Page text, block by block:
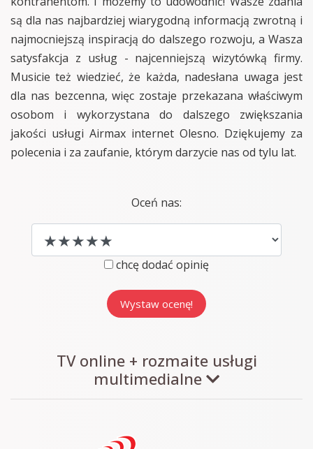
są dla nas najbardziej wiarygodną informacją zwrotną i
najmocniejszą inspiracją do dalszego rozwoju, a Wasza
satysfakcja z usług - najcenniejszą wizytówką firmy.
Musicie też wiedzieć, że każda, nadesłana uwaga jest
dla nas bezcenna, więc zostaje przekazana właściwym
osobom i wykorzystana do dalszego zwiększania
jakości usługi Airmax internet Olesno. Dziękujemy za
polecenia i za zaufanie, którym darzycie nas od tylu lat.
Oceń nas:
chcę dodać opinię
TV online + rozmaite usługi
multimedialne